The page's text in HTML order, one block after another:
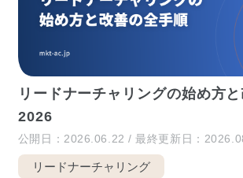
リードナーチャリングの始め方
2026
公開日：2026.06.22 / 最終更新日：
リードナーチャリング